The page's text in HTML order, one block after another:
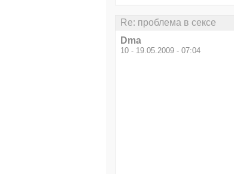
Re: проблема в сексе
Dma
10 - 19.05.2009 - 07:04